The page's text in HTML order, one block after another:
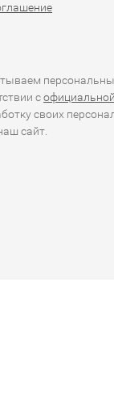
с
своих
сайт.